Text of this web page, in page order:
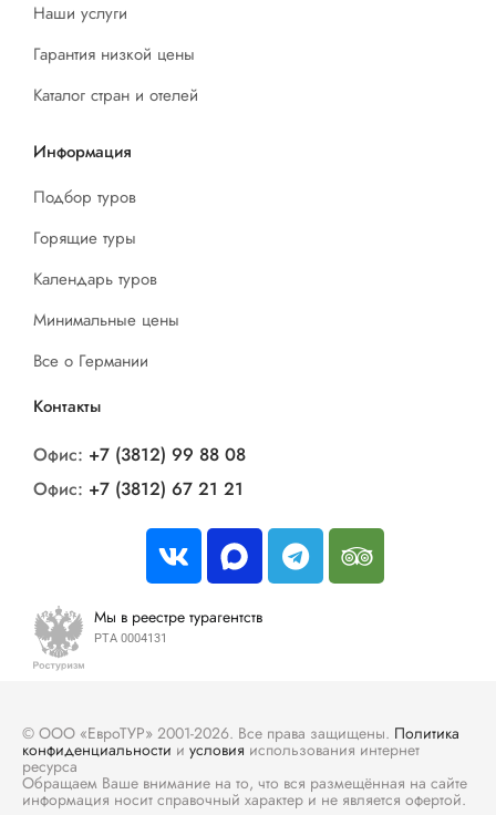
Наши услуги
Гарантия низкой цены
Каталог стран и отелей
Информация
Подбор туров
Горящие туры
Календарь туров
Минимальные цены
Все о Германии
Контакты
Офис: +7 (3812) 99 88 08
Офис: +7 (3812) 67 21 21
Мы в реестре турагентств
РТА 0004131
© ООО «ЕвроТУР» 2001-2026. Все права защищены. Политика
конфиденциальности и условия использования интернет
ресурса
Обращаем Ваше внимание на то, что вся размещённая на сайте
информация носит справочный характер и не является офертой.